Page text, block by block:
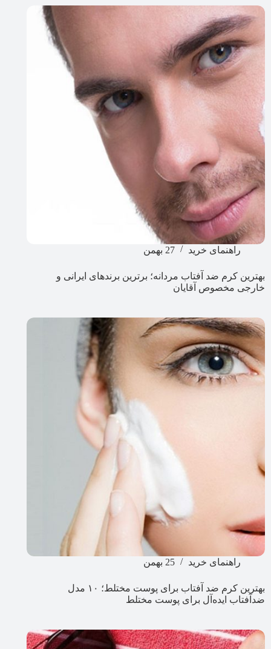
راهنمای خرید 27 بهمن
بهترین کرم ضد آفتاب مردانه؛ برترین برندهای ایرانی و
خارجی مخصوص آقایان
راهنمای خرید 25 بهمن
بهترین کرم ضد آفتاب برای پوست مختلط؛ ۱۰ مدل
ضدآفتاب ایده‌آل برای پوست مختلط